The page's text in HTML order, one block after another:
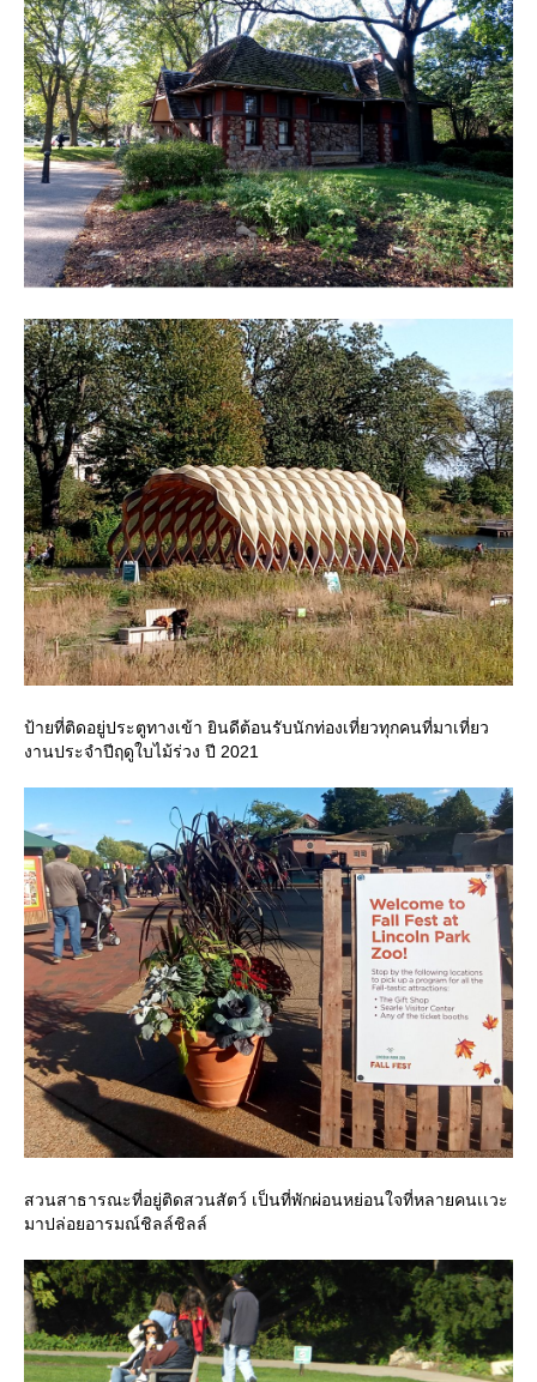
ป้ายที่ติดอยู่ประตูทางเข้า ยินดีต้อนรับนักท่องเที่ยวทุกคนที่มาเที่ยว
งานประจำปีฤดูใบไม้ร่วง ปี 2021
สวนสาธารณะที่อยู่ติดสวนสัตว์ เป็นที่พักผ่อนหย่อนใจที่หลายคนเเวะ
มาปล่อยอารมณ์ชิลล์ชิลล์